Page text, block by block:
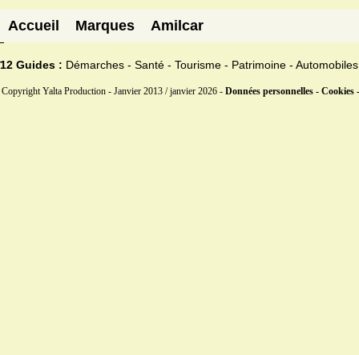
Accueil Marques Amilcar
12 Guides : Démarches - Santé - Tourisme - Patrimoine - Automobiles
Copyright Yalta Production - Janvier 2013 / janvier 2026 - Données personnelles - Cookies